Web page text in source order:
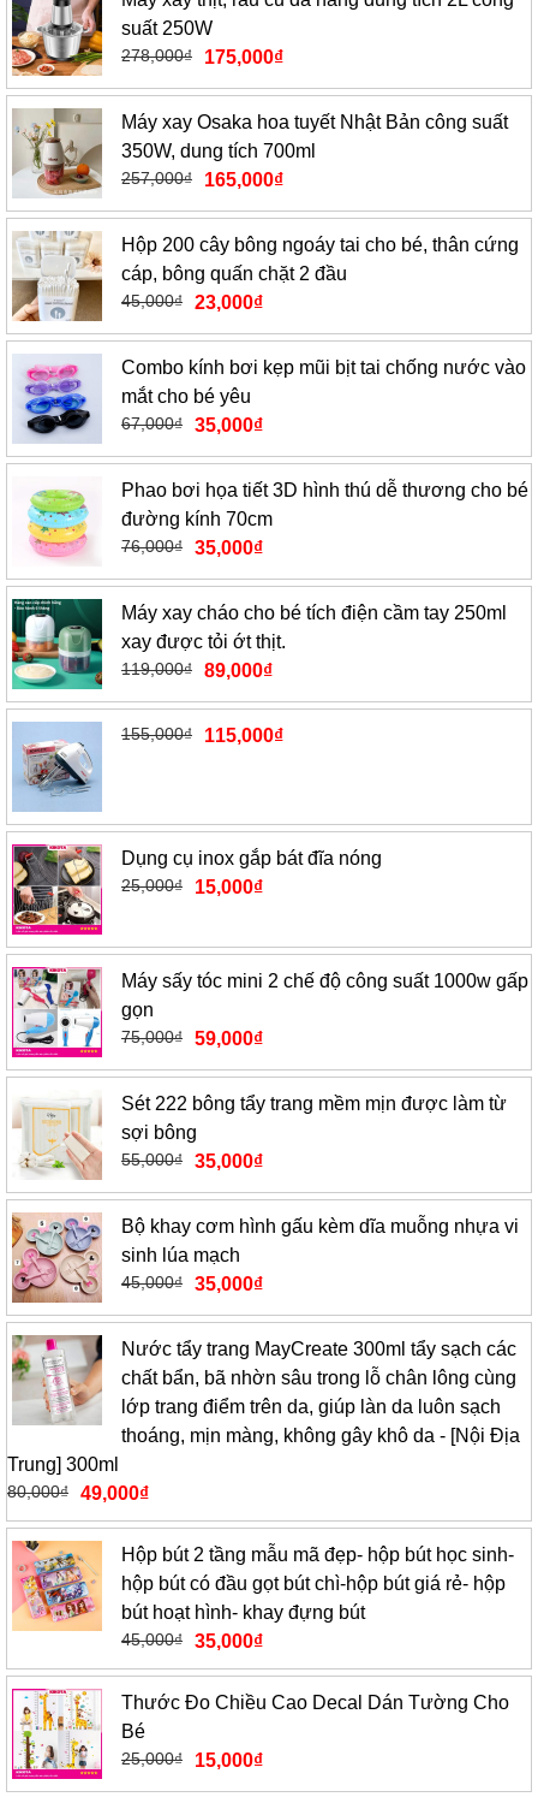
suất 250W
278,000₫ 175,000₫
Máy xay Osaka hoa tuyết Nhật Bản công suất
350W, dung tích 700ml
257,000₫ 165,000₫
Hộp 200 cây bông ngoáy tai cho bé, thân cứng
cáp, bông quấn chặt 2 đầu
45,000₫ 23,000₫
Combo kính bơi kẹp mũi bịt tai chống nước vào
mắt cho bé yêu
67,000₫ 35,000₫
Phao bơi họa tiết 3D hình thú dễ thương cho bé
đường kính 70cm
76,000₫ 35,000₫
Máy xay cháo cho bé tích điện cầm tay 250ml
xay được tỏi ớt thịt.
119,000₫ 89,000₫
155,000₫ 115,000₫
Dụng cụ inox gắp bát đĩa nóng
25,000₫ 15,000₫
Máy sấy tóc mini 2 chế độ công suất 1000w gấp
gọn
75,000₫ 59,000₫
Sét 222 bông tẩy trang mềm mịn được làm từ
sợi bông
55,000₫ 35,000₫
Bộ khay cơm hình gấu kèm dĩa muỗng nhựa vi
sinh lúa mạch
45,000₫ 35,000₫
Nước tẩy trang MayCreate 300ml tẩy sạch các
chất bẩn, bã nhờn sâu trong lỗ chân lông cùng
lớp trang điểm trên da, giúp làn da luôn sạch
thoáng, mịn màng, không gây khô da - [Nội Địa
Trung] 300ml
80,000₫ 49,000₫
Hộp bút 2 tầng mẫu mã đẹp- hộp bút học sinh-
hộp bút có đầu gọt bút chì-hộp bút giá rẻ- hộp
bút hoạt hình- khay đựng bút
45,000₫ 35,000₫
Thước Đo Chiều Cao Decal Dán Tường Cho
Bé
25,000₫ 15,000₫